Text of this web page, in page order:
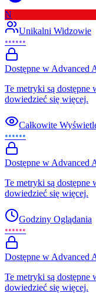
N
Unikalni Widzowie
••••••
Dostępne w Advanced
Te metryki są
dowiedzieć się więcej.
Całkowite
••••••
Dostępne w Advanced
Te metryki są
dowiedzieć się więcej.
Godziny Oglądania
••••••
Dostępne w Advanced
Te metryki są
dowiedzieć się więcej.